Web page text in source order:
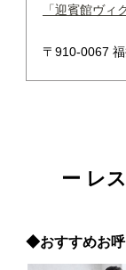
「迎賓館ヴィ
〒910-0067
ー レ
◆おすすめお呼